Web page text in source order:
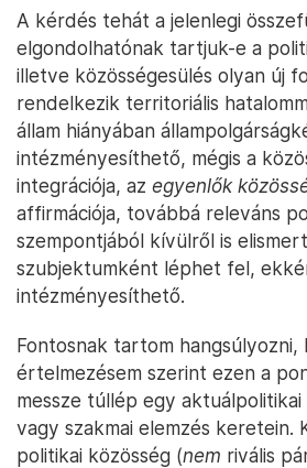
A kérdés tehát a jelenlegi
elgondolhatónak tartjuk-e a
illetve közösségesülés olyan új
rendelkezik territoriális
állam hiányában
intézményesíthető, mégis a
integrációja, az egyenlők
affirmációja, továbbá releváns
szempontjából kívülről is
szubjektumként léphet fel,
intézményesíthető.
Fontosnak tartom hangsúlyozni,
értelmezésem szerint ezen a
messze túllép egy
vagy szakmai elemzés keretein.
politikai közösség (nem rivális